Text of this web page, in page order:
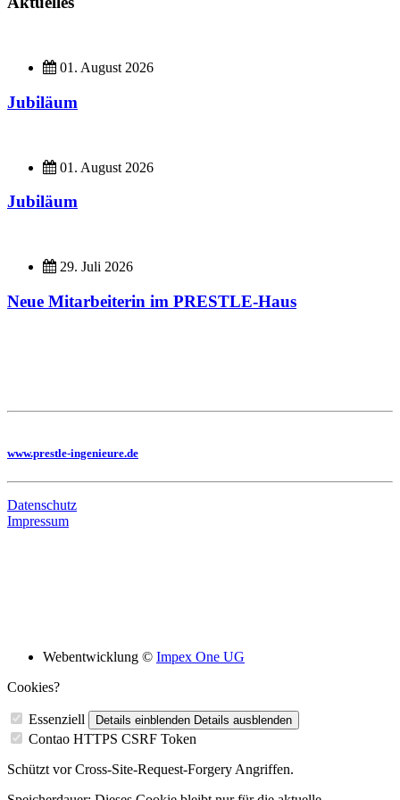
01. August 2026
Jubiläum
01. August 2026
Jubiläum
29. Juli 2026
Neue Mitarbeiterin im PRESTLE-Haus
www.prestle-ingenieure.de
Datenschutz
Impressum
Webentwicklung © Impex One UG
Cookies?
Essenziell Details einblenden Details ausblenden
Contao HTTPS CSRF Token
Schützt vor Cross-Site-Request-Forgery Angriffen.